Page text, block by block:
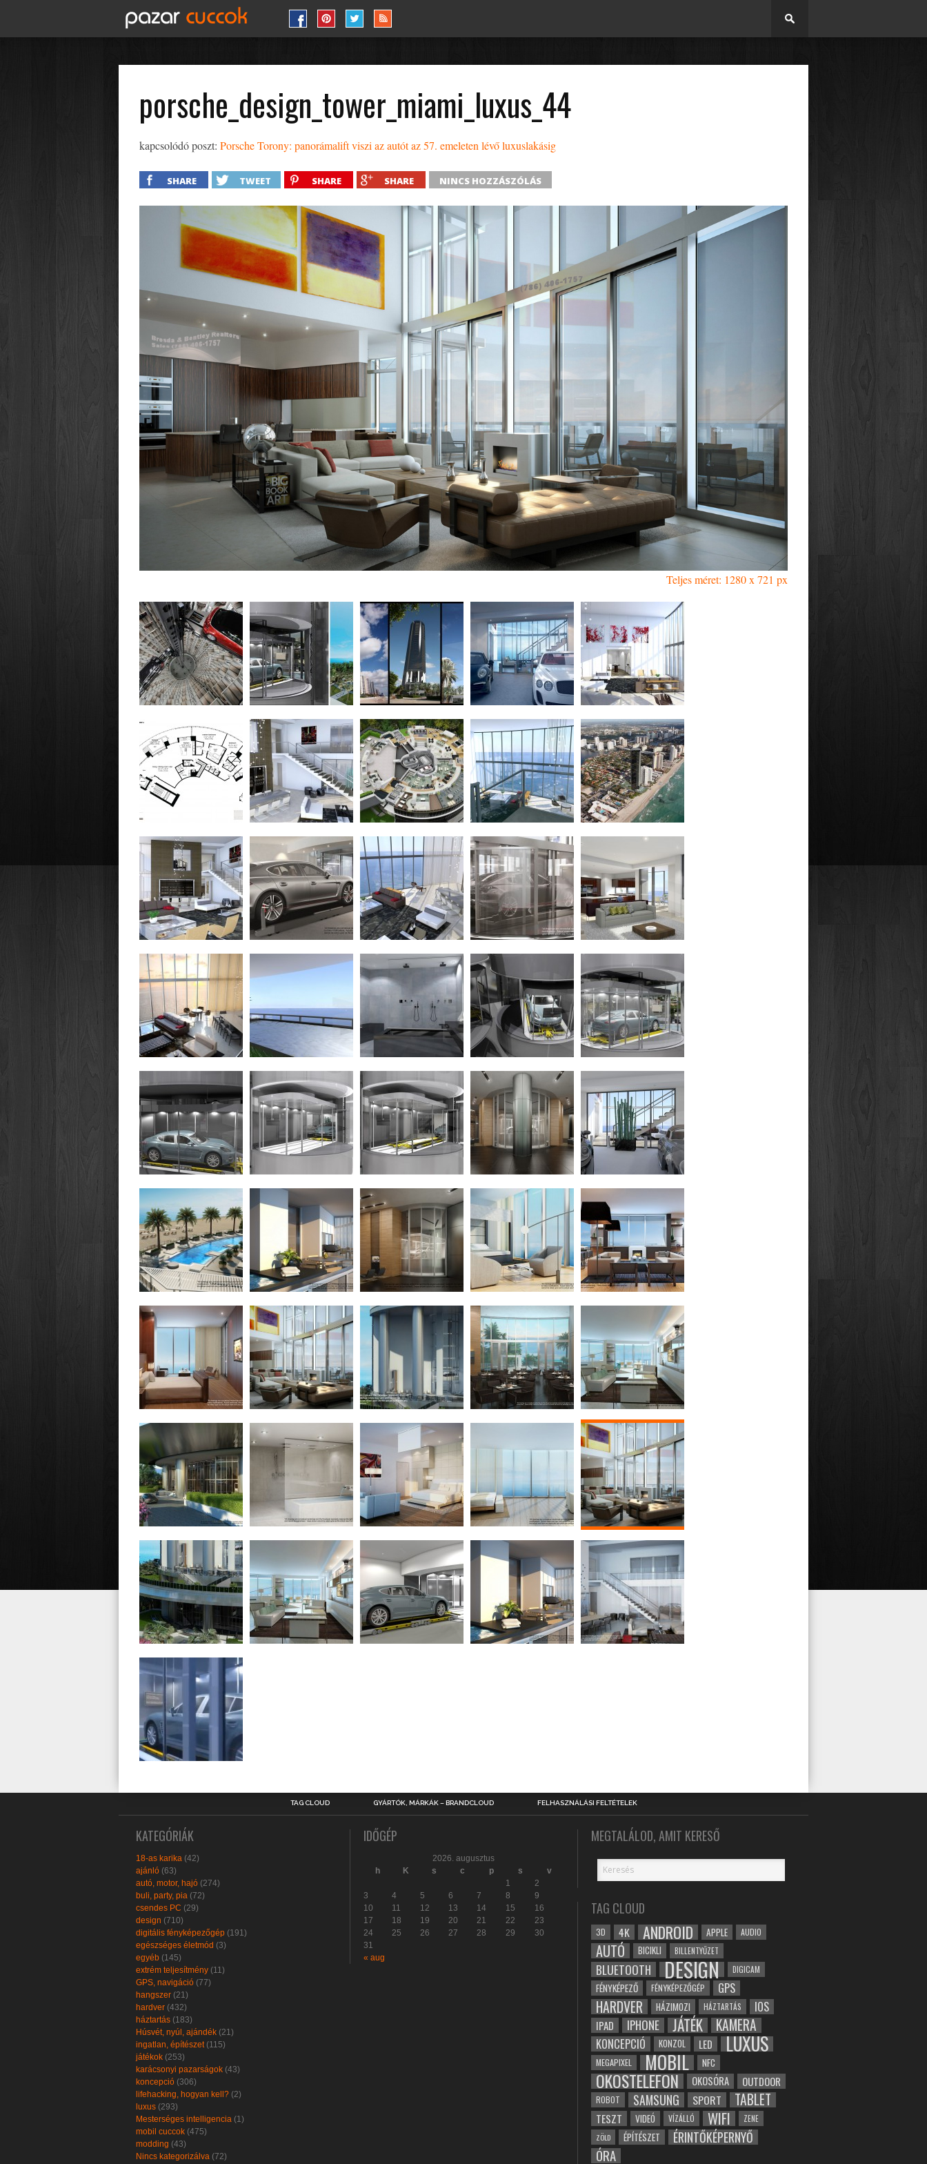
porsche_design_tower_miami_luxus_44
kapcsolódó poszt:Porsche Torony: panorámalift viszi az autót az 57. emeleten lévő luxuslakásig
SHARE TWEET SHARE SHARE NINCS HOZZÁSZÓLÁS
Teljes méret: 1280 x 721 px
TAG CLOUD GYÁRTÓK, MÁRKÁK – BRANDCLOUD FELHASZNÁLÁSI FELTÉTELEK
KATEGÓRIÁK
18-as karika (42)
ajánló (63)
autó, motor, hajó (274)
buli, party, pia (72)
csendes PC (29)
design (710)
digitális fényképezőgép (191)
egészséges életmód (3)
egyéb (145)
extrém teljesítmény (11)
GPS, navigáció (77)
hangszer (21)
hardver (432)
háztartás (183)
Húsvét, nyúl, ajándék (21)
ingatlan, építészet (115)
játékok (253)
karácsonyi pazarságok (43)
koncepció (306)
lifehacking, hogyan kell? (2)
luxus (293)
Mesterséges intelligencia (1)
mobil cuccok (475)
modding (43)
Nincs kategorizálva (72)
IDŐGÉP
2026. augusztus
h
K s c p s
v
1
2
3
4 5 6 7 8
9
10
11 12 13 14 15
16
17
18 19 20 21 22
23
24
25 26 27 28 29
30
31
« aug
MEGTALÁLOD, AMIT KERESŐ
TAG CLOUD
3D 4K ANDROID APPLE AUDIO
AUTÓ BICIKLI BILLENTYŰZET
BLUETOOTH DESIGN DIGICAM
FÉNYKÉPEZŐ FÉNYKÉPEZŐGÉP GPS
HARDVER HÁZIMOZI HÁZTARTÁS IOS
IPAD IPHONE JÁTÉK KAMERA
KONCEPCIÓ KONZOL LED LUXUS
MEGAPIXEL MOBIL NFC
OKOSTELEFON OKOSÓRA OUTDOOR
ROBOT SAMSUNG SPORT TABLET
TESZT VIDEÓ VÍZÁLLÓ WIFI
ZENE
ZÖLD
ÉPÍTÉSZET ÉRINTŐKÉPERNYŐ
ÓRA